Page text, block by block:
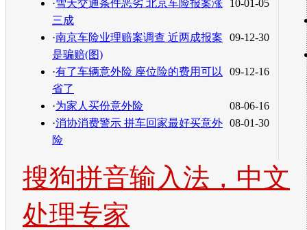
10-01-05
·雪天交通条件恶劣 北京车险报案涨
三成
09-12-30
·南京车险业理赔案调查 近两成报案
是骗赔(图)
09-12-16
·有了车辆意外险 座位险的费用可以
省了
08-06-16
·为家人买份意外险
08-01-30
·消协消费警示 拼车回家最好买意外
险
搜狗拼音输入法，中文
处理专家